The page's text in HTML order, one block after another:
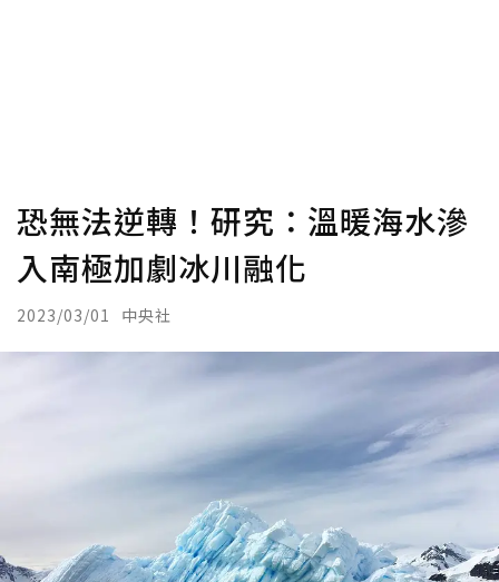
恐無法逆轉！研究：溫暖海水滲
入南極加劇冰川融化
2023/03/01 中央社